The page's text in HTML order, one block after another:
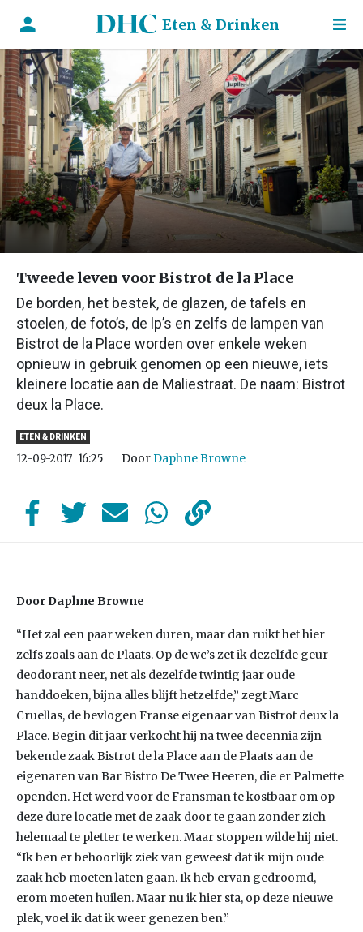
Eten & Drinken
Tweede leven voor Bistrot de la Place
De borden, het bestek, de glazen, de tafels en
stoelen, de foto’s, de lp’s en zelfs de lampen van
Bistrot de la Place worden over enkele weken
opnieuw in gebruik genomen op een nieuwe, iets
kleinere locatie aan de Maliestraat. De naam: Bistrot
deux la Place.
ETEN & DRINKEN
12-09-2017 16:25 DoorDaphne Browne
Door Daphne Browne
“Het zal een paar weken duren, maar dan ruikt het hier
zelfs zoals aan de Plaats. Op de wc’s zet ik dezelfde geur
deodorant neer, net als dezelfde twintig jaar oude
handdoeken, bijna alles blijft hetzelfde,” zegt Marc
Cruellas, de bevlogen Franse eigenaar van Bistrot deux la
Place. Begin dit jaar verkocht hij na twee decennia zijn
bekende zaak Bistrot de la Place aan de Plaats aan de
eigenaren van Bar Bistro De Twee Heeren, die er Palmette
openden. Het werd voor de Fransman te kostbaar om op
deze dure locatie met de zaak door te gaan zonder zich
helemaal te pletter te werken. Maar stoppen wilde hij niet.
“Ik ben er behoorlijk ziek van geweest dat ik mijn oude
zaak heb moeten laten gaan. Ik heb ervan gedroomd,
erom moeten huilen. Maar nu ik hier sta, op deze nieuwe
plek, voel ik dat ik weer genezen ben.”